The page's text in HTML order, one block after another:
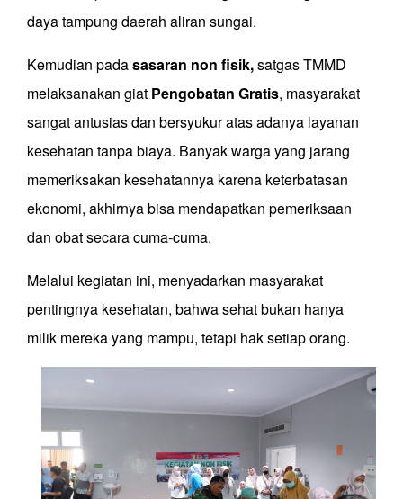
daya tampung daerah aliran sungai.
Kemudian padasasaran non fisik,satgas TMMD
melaksanakan giat Pengobatan Gratis, masyarakat
sangat antusias dan bersyukur atas adanya layanan
kesehatan tanpa biaya. Banyak warga yang jarang
memeriksakan kesehatannya karena keterbatasan
ekonomi, akhirnya bisa mendapatkan pemeriksaan
dan obat secara cuma-cuma.
Melalui kegiatan ini, menyadarkan masyarakat
pentingnya kesehatan, bahwa sehat bukan hanya
milik mereka yang mampu, tetapi hak setiap orang.